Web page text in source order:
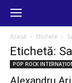
Acasă Etichete
Etichetă:
POP ROCK
Alexandru